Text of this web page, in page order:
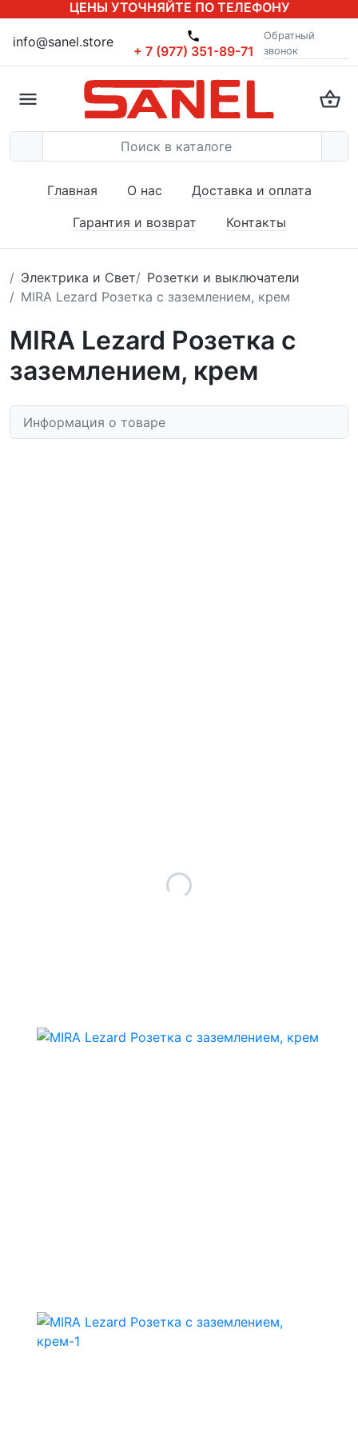
ЦЕНЫ УТОЧНЯЙТЕ ПО ТЕЛЕФОНУ
info@sanel.store
+ 7 (977) 351-89-71
Обратный
звонок
Главная О нас
Доставка и оплата
Гарантия и возврат
Контакты
Электрика и Свет
Розетки и выключатели
MIRA Lezard Розетка с заземлением, крем
MIRA Lezard Розетка с
заземлением, крем
Информация о товаре